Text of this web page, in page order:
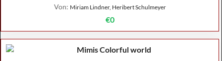
Von: Miriam Lindner, Heribert Schulmeyer
€0